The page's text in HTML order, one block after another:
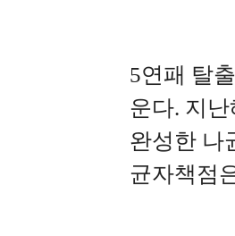
5연패 탈
운다. 지
완성한 나
균자책점